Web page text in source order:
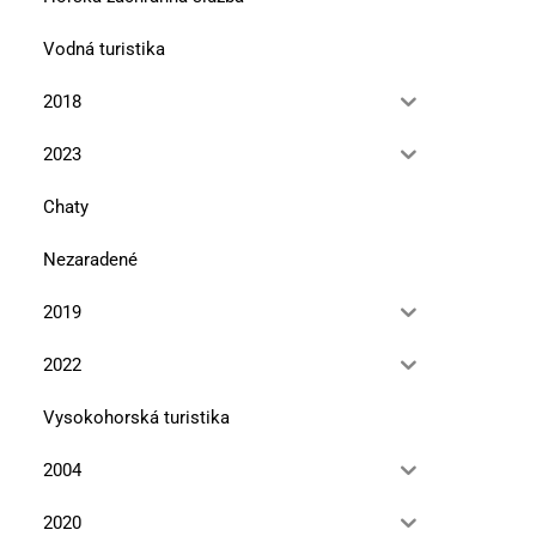
Vodná turistika
2018
2023
Chaty
Nezaradené
2019
2022
Vysokohorská turistika
2004
2020